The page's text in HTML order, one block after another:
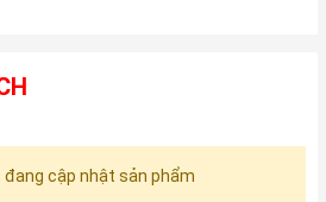
đang cập nhật sản phẩm